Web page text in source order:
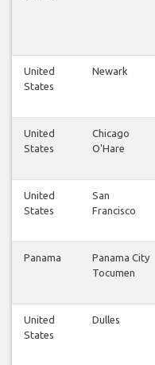
United
States
Newark
United
States
Chicago
O'Hare
United
States
San
Francisco
Panama
Panama City
Tocumen
United
States
Dulles